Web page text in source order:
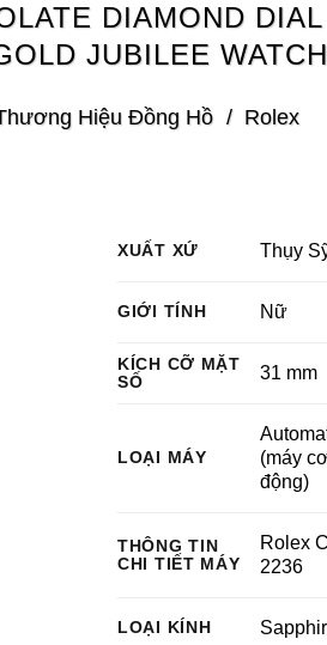
DIAMOND
JUBILEE WATCH
Hiệu Đồng Hồ / Rolex
XUẤT XỨ Thụy
GIỚI TÍNH Nữ
KÍCH CỠ MẶT
SỐ
31 mm
LOẠI MÁY
(máy
động)
THÔNG TIN
CHI TIẾT MÁY
Rolex
2236
LOẠI KÍNH